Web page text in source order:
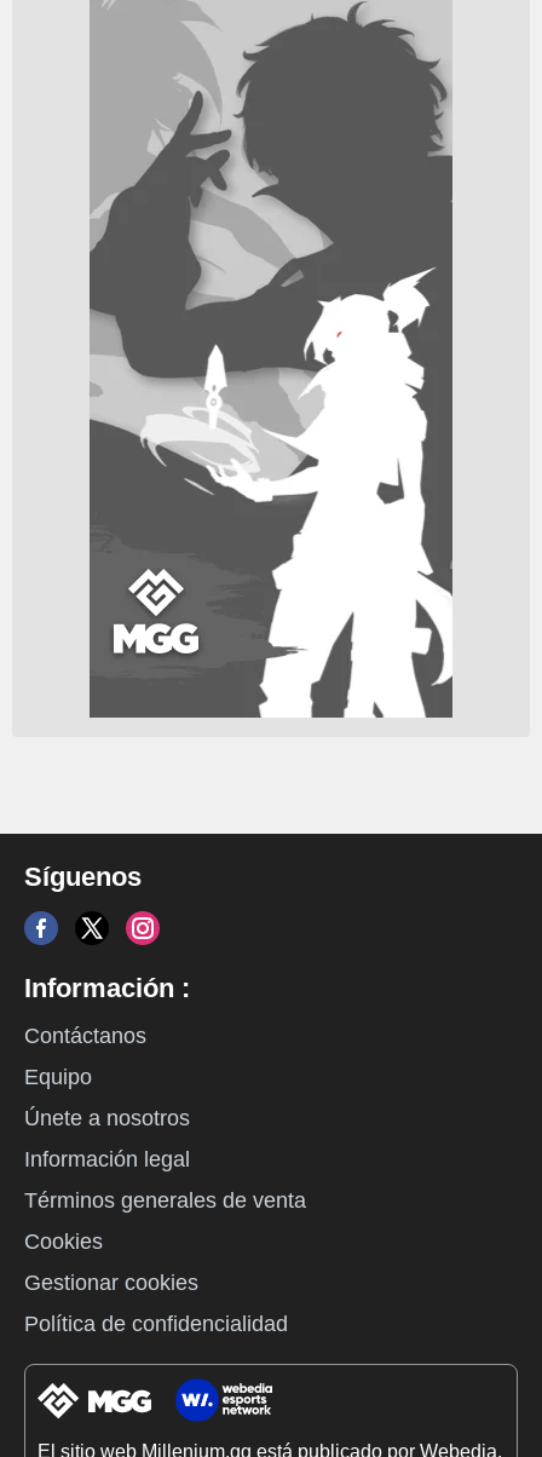
Síguenos
Información :
Contáctanos
Equipo
Únete a nosotros
Información legal
Términos generales de venta
Cookies
Gestionar cookies
Política de confidencialidad
El sitio web Millenium.gg está publicado por Webedia.